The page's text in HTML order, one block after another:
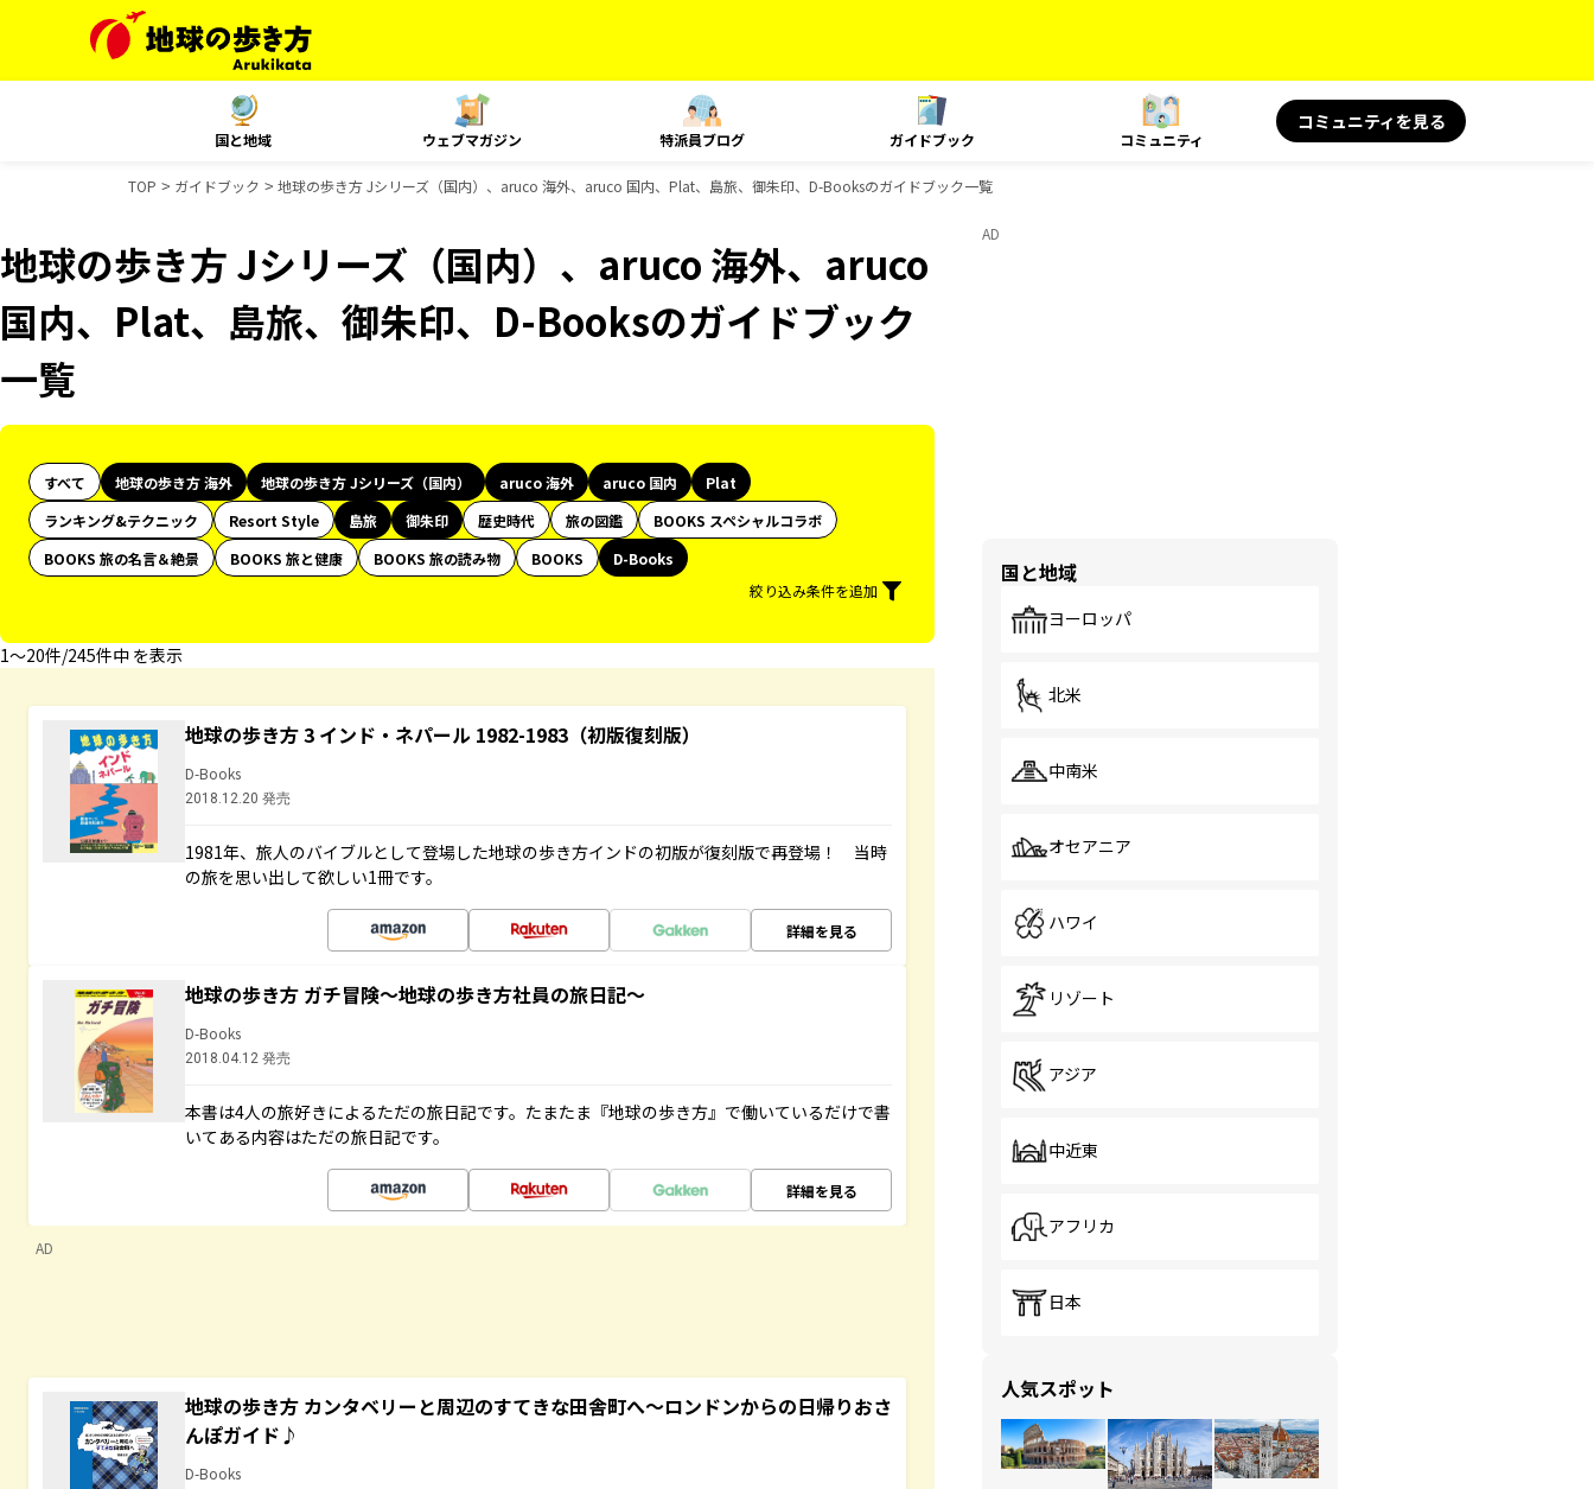
国と地域 ウェブマガジン 特派員ブログ ガイドブック コミュニティ
コミュニティを見る
TOP ガイドブック 地球の歩き方 Jシリーズ（国内）、aruco 海外、aruco 国内、Plat、島旅、御朱印、D-Booksのガイドブック一覧
地球の歩き方 Jシリーズ（国内）、aruco 海外、aruco
国内、Plat、島旅、御朱印、D-Booksのガイドブック
一覧
すべて 地球の歩き方 海外 地球の歩き方 Jシリーズ（国内） aruco 海外 aruco 国内
Plat
ランキング&テクニック
Resort Style 島旅 御朱印 歴史時代 旅の図鑑
BOOKS スペシャルコラボ
BOOKS 旅の名言＆絶景
BOOKS 旅と健康 BOOKS 旅の読み物 BOOKS
D-Books
絞り込み条件を追加
1〜20件/245件中 を表示
地球の歩き方 3 インド・ネパール 1982-1983（初版復刻版）
D-Books
2018.12.20 発売
1981年、旅人のバイブルとして登場した地球の歩き方インドの初版が復刻版で再登場！ 当時
の旅を思い出して欲しい1冊です。
詳細を見る
地球の歩き方 ガチ冒険～地球の歩き方社員の旅日記～
D-Books
2018.04.12 発売
本書は4人の旅好きによるただの旅日記です。たまたま『地球の歩き方』で働いているだけで書
いてある内容はただの旅日記です。
詳細を見る
AD
地球の歩き方 カンタベリーと周辺のすてきな田舎町へ～ロンドンからの日帰りおさ
んぽガイド♪
D-Books
AD
国と地域
ヨーロッパ
北米
中南米
オセアニア
ハワイ
リゾート
アジア
中近東
アフリカ
日本
人気スポット